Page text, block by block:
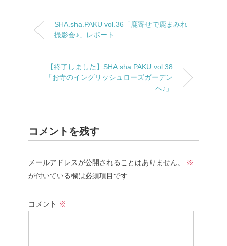
SHA.sha.PAKU vol.36「鹿寄せで鹿まみれ
撮影会♪」レポート
【終了しました】SHA.sha.PAKU vol.38
「お寺のイングリッシュローズガーデン
へ♪」
コメントを残す
メールアドレスが公開されることはありません。
※
が付いている欄は必須項目です
コメント ※